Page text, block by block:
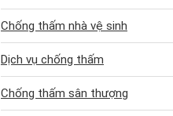
Chống thấm nhà vệ sinh
Dịch vụ chống thấm
Chống thấm sân thượng